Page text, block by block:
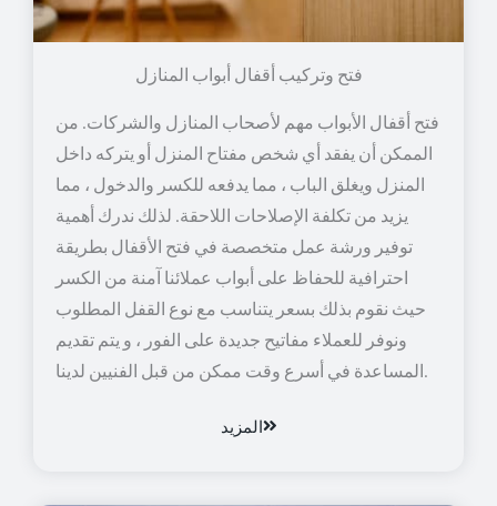
فتح وتركيب أقفال أبواب المنازل
فتح أقفال الأبواب مهم لأصحاب المنازل والشركات. من
الممكن أن يفقد أي شخص مفتاح المنزل أو يتركه داخل
المنزل ويغلق الباب ، مما يدفعه للكسر والدخول ، مما
يزيد من تكلفة الإصلاحات اللاحقة. لذلك ندرك أهمية
توفير ورشة عمل متخصصة في فتح الأقفال بطريقة
احترافية للحفاظ على أبواب عملائنا آمنة من الكسر
حيث نقوم بذلك بسعر يتناسب مع نوع القفل المطلوب
ونوفر للعملاء مفاتيح جديدة على الفور ، و يتم تقديم
المساعدة في أسرع وقت ممكن من قبل الفنيين لدينا.
المزيد